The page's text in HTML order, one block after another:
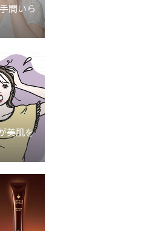
間いら
美肌を